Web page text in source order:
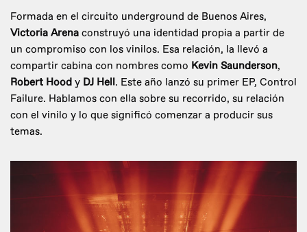
Formada en el circuito underground de Buenos Aires,
Victoria Arena construyó una identidad propia a partir de
un compromiso con los vinilos. Esa relación, la llevó a
compartir cabina con nombres como Kevin Saunderson,
Robert Hood y DJ Hell. Este año lanzó su primer EP, Control
Failure. Hablamos con ella sobre su recorrido, su relación
con el vinilo y lo que significó comenzar a producir sus
temas.